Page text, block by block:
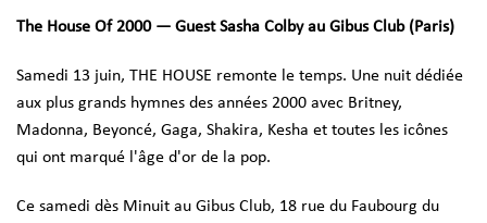
The House Of 2000 — Guest Sasha Colby au Gibus Club (Paris)
Samedi 13 juin, THE HOUSE remonte le temps. Une nuit dédiée
aux plus grands hymnes des années 2000 avec Britney,
Madonna, Beyoncé, Gaga, Shakira, Kesha et toutes les icônes
qui ont marqué l'âge d'or de la pop.
Ce samedi dès Minuit au Gibus Club, 18 rue du Faubourg du